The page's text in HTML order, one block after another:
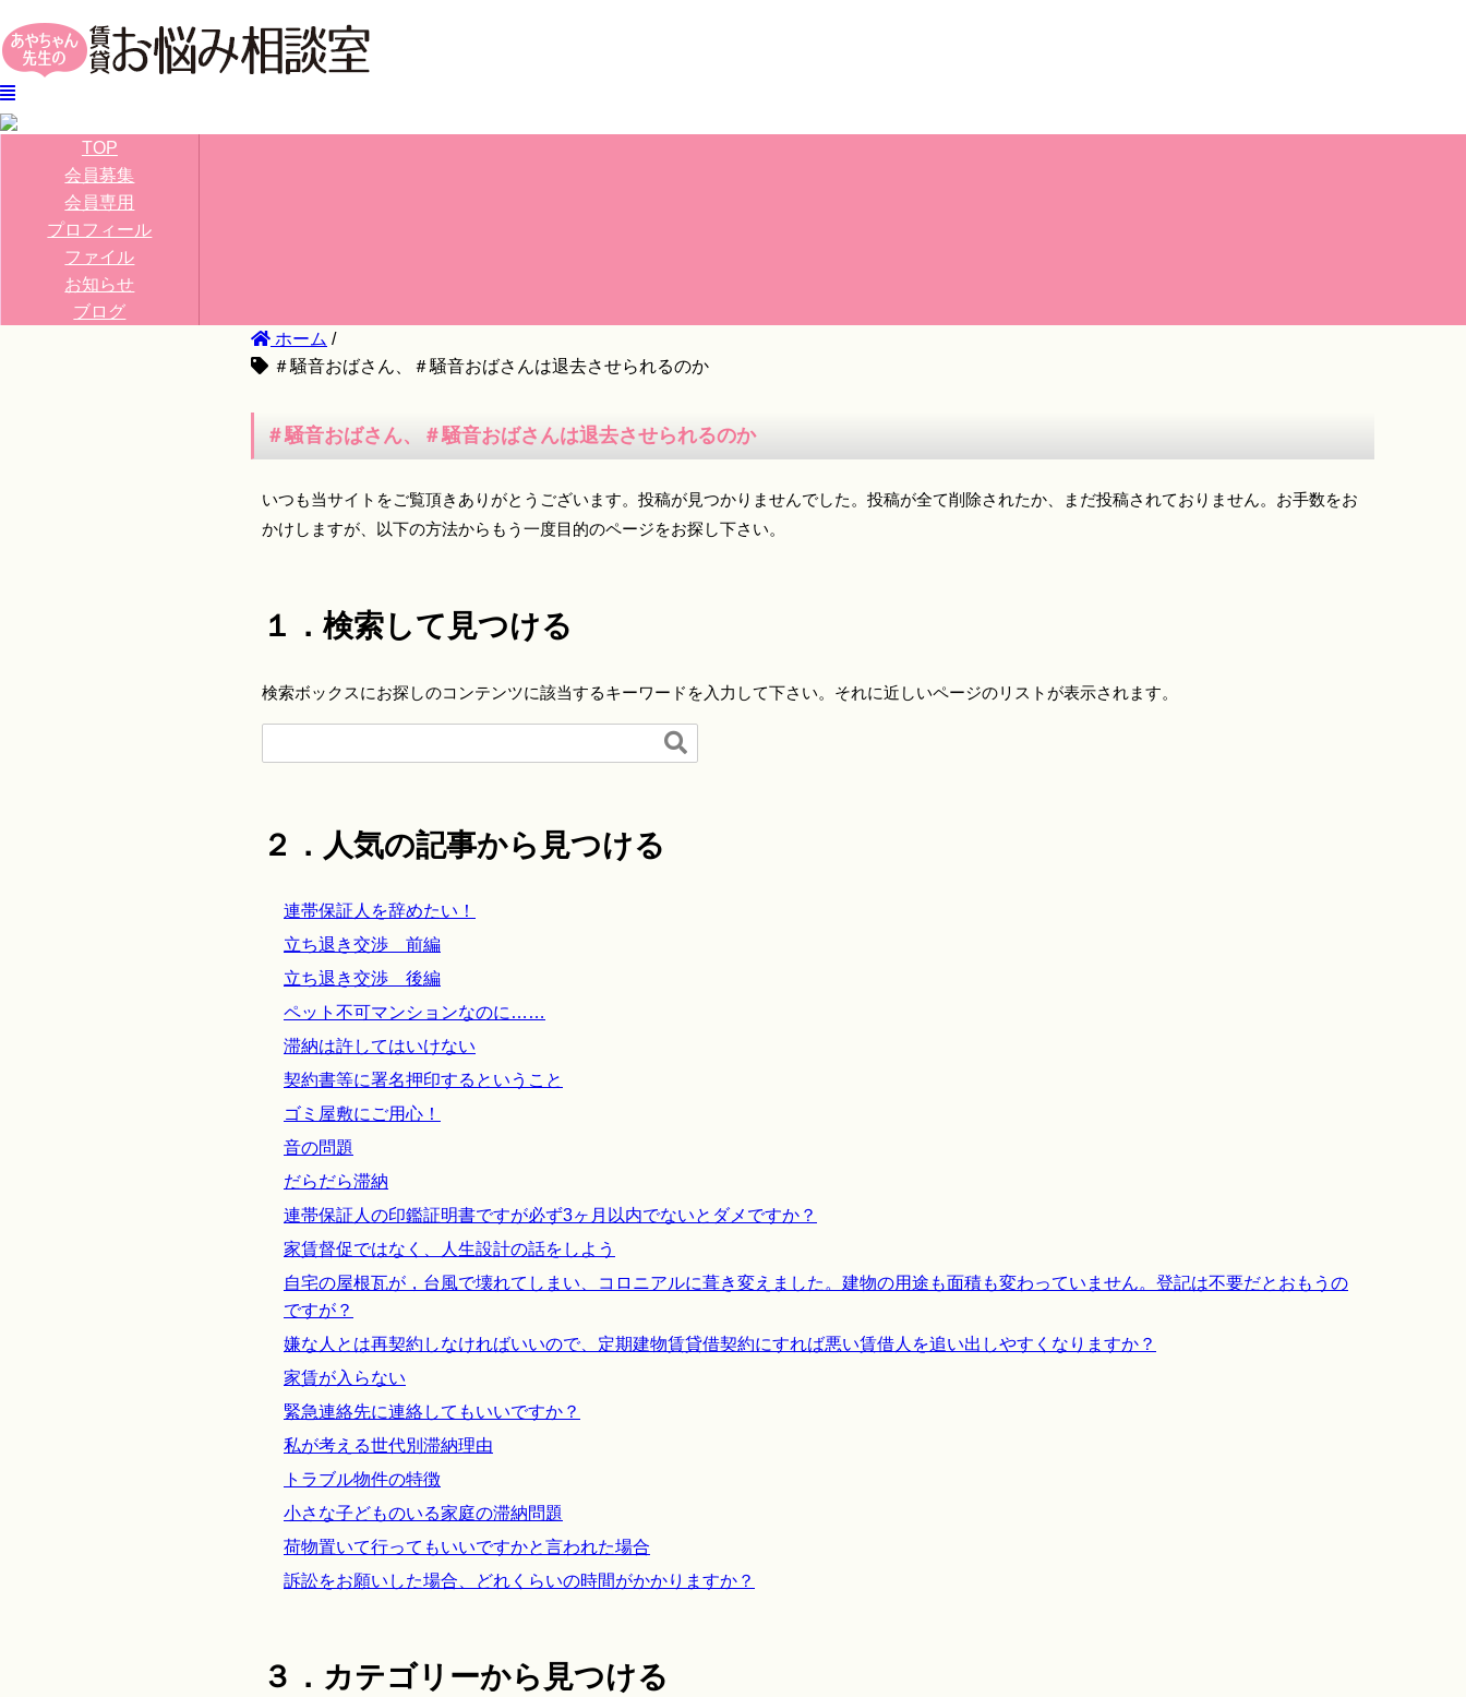
TOP
会員募集
会員専用
プロフィール
ファイル
お知らせ
ブログ
ホーム /
＃騒音おばさん、＃騒音おばさんは退去させられるのか
＃騒音おばさん、＃騒音おばさんは退去させられるのか
いつも当サイトをご覧頂きありがとうございます。投稿が見つかりませんでした。投稿が全て削除されたか、まだ投稿されておりません。お手数をお
かけしますが、以下の方法からもう一度目的のページをお探し下さい。
１．検索して見つける
検索ボックスにお探しのコンテンツに該当するキーワードを入力して下さい。それに近しいページのリストが表示されます。

２．人気の記事から見つける
連帯保証人を辞めたい！
立ち退き交渉 前編
立ち退き交渉 後編
ペット不可マンションなのに……
滞納は許してはいけない
契約書等に署名押印するということ
ゴミ屋敷にご用心！
音の問題
だらだら滞納
連帯保証人の印鑑証明書ですが必ず3ヶ月以内でないとダメですか？
家賃督促ではなく、人生設計の話をしよう
自宅の屋根瓦が，台風で壊れてしまい、コロニアルに葺き変えました。建物の用途も面積も変わっていません。登記は不要だとおもうの
ですが？
嫌な人とは再契約しなければいいので、定期建物賃貸借契約にすれば悪い賃借人を追い出しやすくなりますか？
家賃が入らない
緊急連絡先に連絡してもいいですか？
私が考える世代別滞納理由
トラブル物件の特徴
小さな子どものいる家庭の滞納問題
荷物置いて行ってもいいですかと言われた場合
訴訟をお願いした場合、どれくらいの時間がかかりますか？
３．カテゴリーから見つける